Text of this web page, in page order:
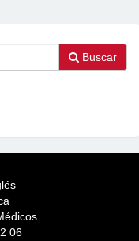
Buscar
06